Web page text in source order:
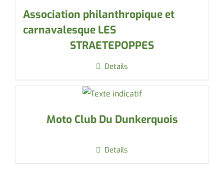
Association philanthropique et
carnavalesque LES
STRAETEPOPPES
Details
Moto Club Du Dunkerquois
Details